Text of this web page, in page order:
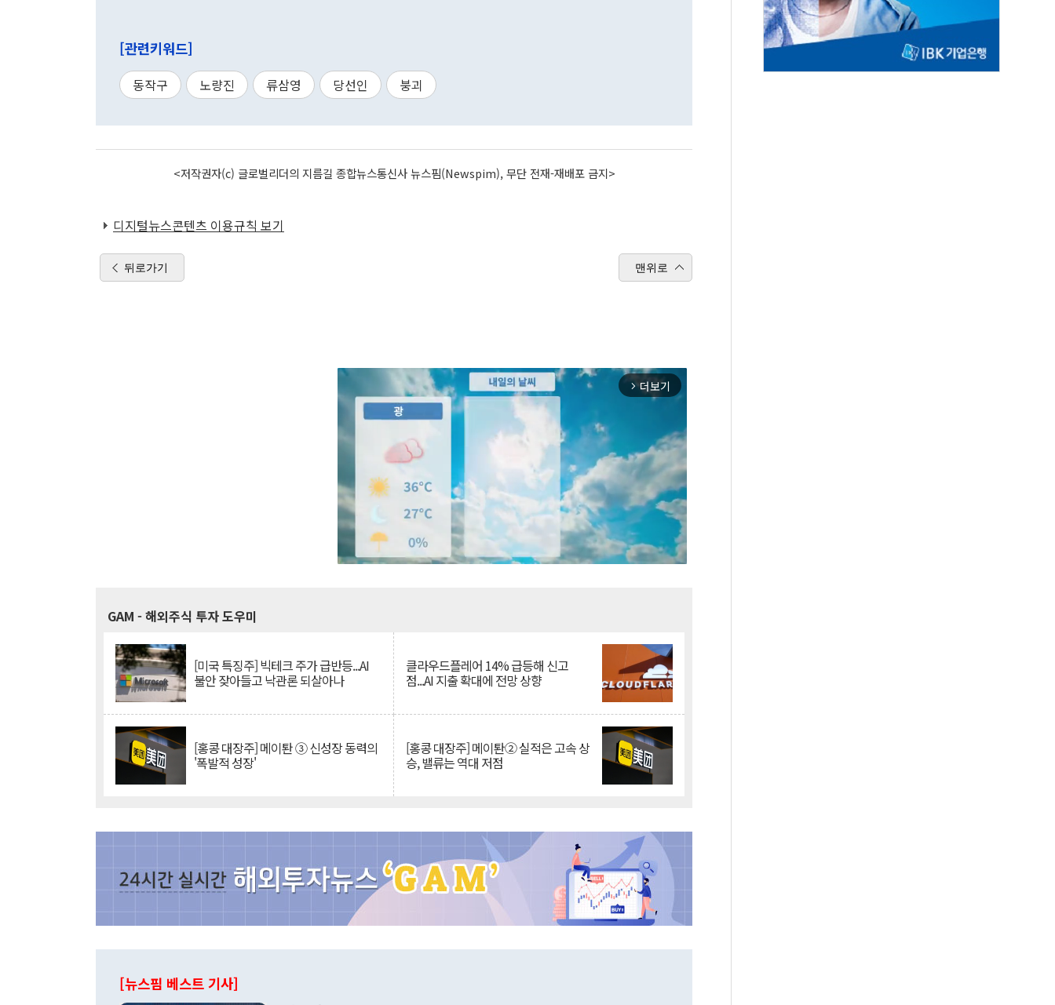
[관련키워드]
동작구 노량진 류삼영 당선인 붕괴
<저작권자(c) 글로벌리더의 지름길 종합뉴스통신사 뉴스핌(Newspim), 무단 전재-재배포 금지>
디지털뉴스콘텐츠 이용규칙 보기
뒤로가기 맨위로
arrow_forward_ios 더보기
GAM - 해외주식 투자 도우미
[미국 특징주] 빅테크 주가 급반등...AI
불안 잦아들고 낙관론 되살아나
클라우드플레어 14% 급등해 신고
점...AI 지출 확대에 전망 상향
[홍콩 대장주] 메이퇀 ③ 신성장 동력의
'폭발적 성장'
[홍콩 대장주] 메이퇀② 실적은 고속 상
승, 밸류는 역대 저점
[뉴스핌 베스트 기사]